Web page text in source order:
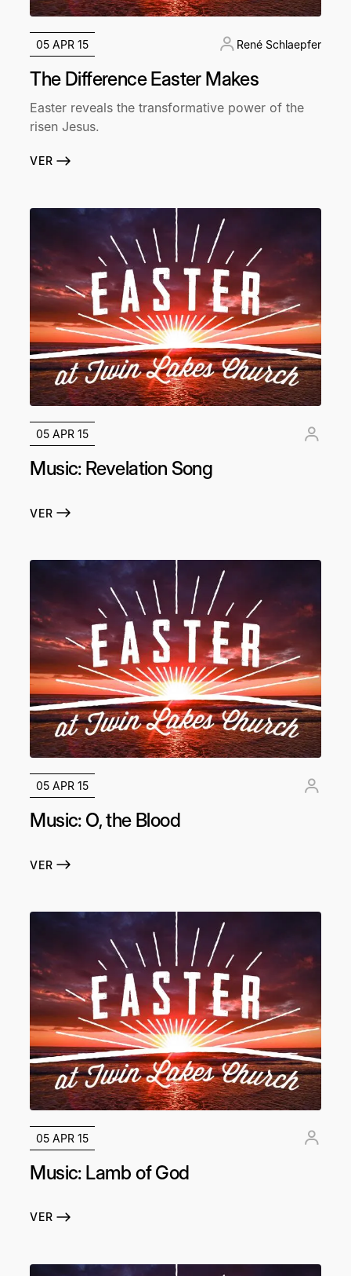
05 APR 15 René Schlaepfer
The Difference Easter Makes
Easter reveals the transformative power of the
risen Jesus.
VER
05 APR 15
Music: Revelation Song
VER
05 APR 15
Music: O, the Blood
VER
05 APR 15
Music: Lamb of God
VER